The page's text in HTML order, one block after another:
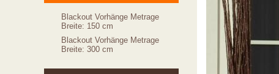
Blackout Vorhänge Metrage
Breite: 150 cm
Blackout Vorhänge Metrage
Breite: 300 cm